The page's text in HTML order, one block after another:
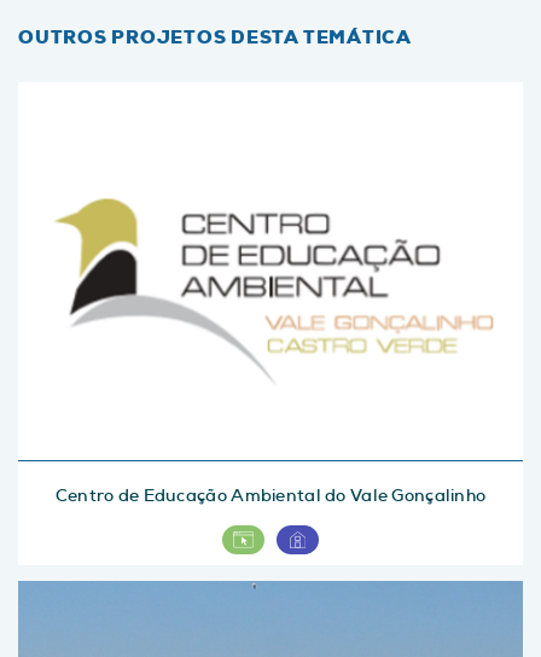
OUTROS PROJETOS DESTA TEMÁTICA
Centro de Educação Ambiental do Vale Gonçalinho